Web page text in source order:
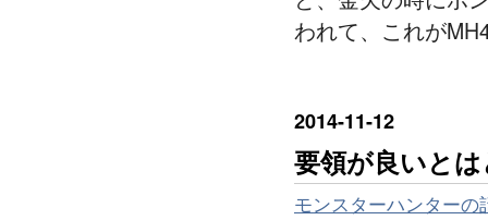
われて、これが
2014-11-12
要領が良いと
モンスターハンターの